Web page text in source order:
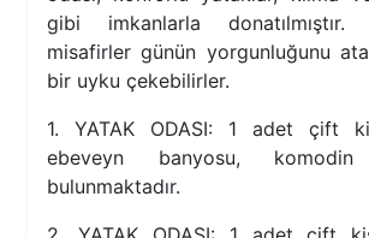
gibi imkanlarla
misafirler günün yorgunluğunu
bir uyku çekebilirler.
1. YATAK ODASI: 1 adet çift
ebeveyn banyosu,
bulunmaktadır.